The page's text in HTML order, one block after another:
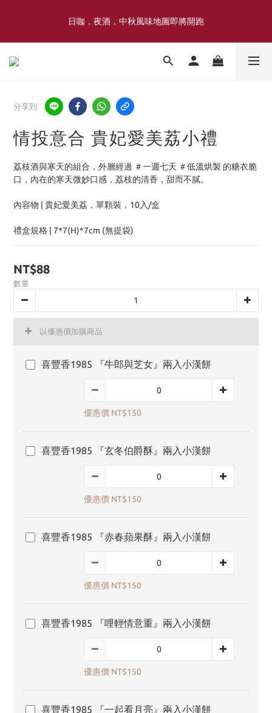
限定
日咖，夜酒，中秋風味地圖即將開跑
喜豐香1985 × 薑薑小姐花藝工作室｜登記日系列 手捧花｜5月–7月
分享到
情投意合 貴妃愛美荔小禮
荔枝酒與寒天的組合，外層經過 ＃一週七天 ＃低溫烘製 的糖衣脆
口，內在的寒天微妙口感，荔枝的清香，甜而不膩。
內容物 | 貴妃愛美荔，單顆裝，10入/盒
禮盒規格 | 7*7(H)*7cm (無提袋)
NT$88
數量
以優惠價加購商品
喜豐香1985 『牛郎與芝女』兩入小漢餅
優惠價 NT$150
喜豐香1985 『玄冬伯爵酥』兩入小漢餅
優惠價 NT$150
喜豐香1985 『赤春蘋果酥』兩入小漢餅
優惠價 NT$150
喜豐香1985 『哩輕情意重』兩入小漢餅
優惠價 NT$150
喜豐香1985 『一起看月亮』兩入小漢餅